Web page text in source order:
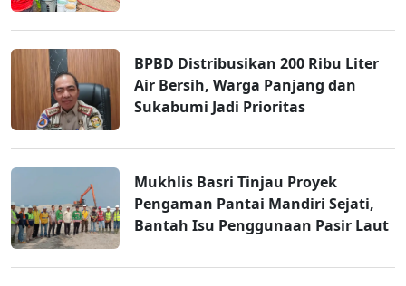
BPBD Distribusikan 200 Ribu Liter
Air Bersih, Warga Panjang dan
Sukabumi Jadi Prioritas
Mukhlis Basri Tinjau Proyek
Pengaman Pantai Mandiri Sejati,
Bantah Isu Penggunaan Pasir Laut